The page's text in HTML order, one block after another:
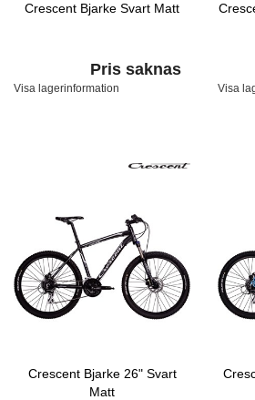
Crescent Bjarke Svart Matt
Pris saknas
Visa lagerinformation Visa
Crescent Bjarke 26" Svart
Matt